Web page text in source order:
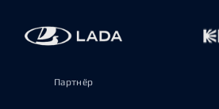
Партнёр